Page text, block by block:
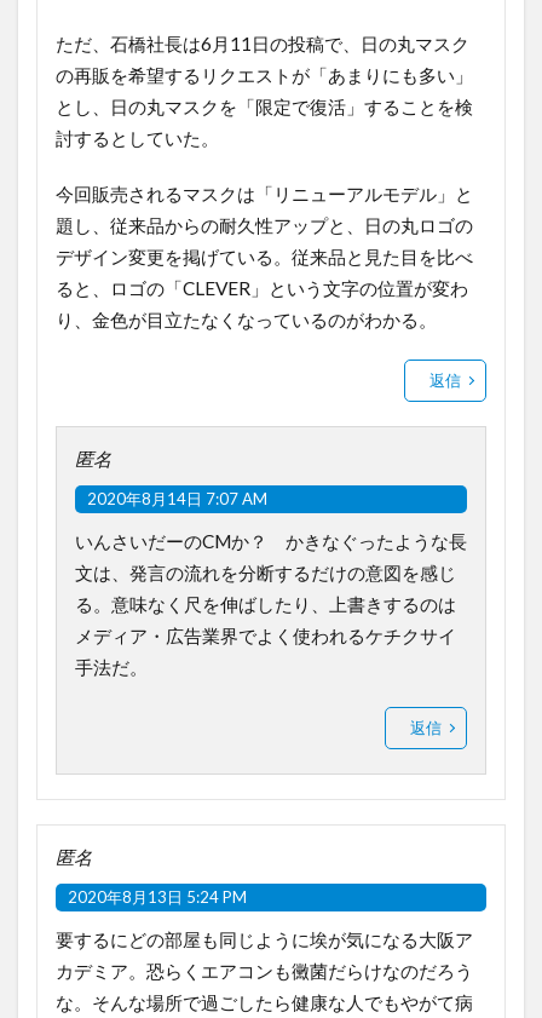
ただ、石橋社長は6月11日の投稿で、日の丸マスク
の再販を希望するリクエストが「あまりにも多い」
とし、日の丸マスクを「限定で復活」することを検
討するとしていた。
今回販売されるマスクは「リニューアルモデル」と
題し、従来品からの耐久性アップと、日の丸ロゴの
デザイン変更を掲げている。従来品と見た目を比べ
ると、ロゴの「CLEVER」という文字の位置が変わ
り、金色が目立たなくなっているのがわかる。
返信
匿名
2020年8月14日 7:07 AM
いんさいだーのCMか？ かきなぐったような長
文は、発言の流れを分断するだけの意図を感じ
る。意味なく尺を伸ばしたり、上書きするのは
メディア・広告業界でよく使われるケチクサイ
手法だ。
返信
匿名
2020年8月13日 5:24 PM
要するにどの部屋も同じように埃が気になる大阪ア
カデミア。恐らくエアコンも黴菌だらけなのだろう
な。そんな場所で過ごしたら健康な人でもやがて病